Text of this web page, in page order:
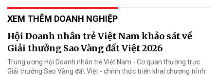
XEM THÊM DOANH NGHIỆP
Hội Doanh nhân trẻ Việt Nam khảo sát về
Giải thưởng Sao Vàng đất Việt 2026
Trung ương Hội Doanh nhân trẻ Việt Nam - Cơ quan thường trực
Giải thưởng Sao Vàng đất Việt - chính thức triển khai chương trình